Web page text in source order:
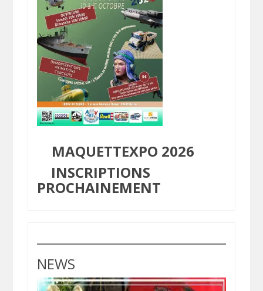
MAQUETTEXPO 2026
INSCRIPTIONS
PROCHAINEMENT
NEWS